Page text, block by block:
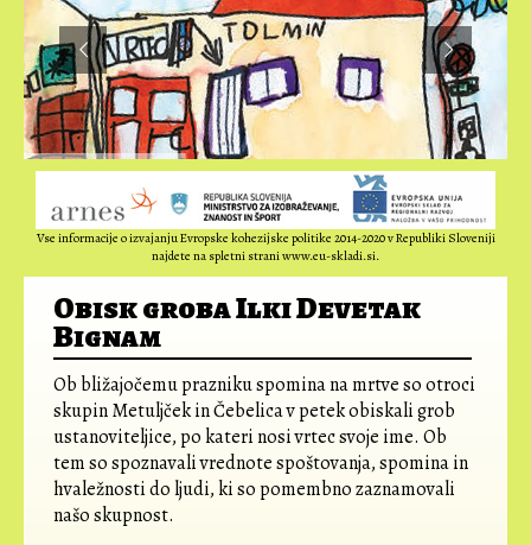
Vse informacije o izvajanju Evropske kohezijske politike 2014-2020 v Republiki Sloveniji
najdete na spletni strani www.eu-skladi.si.
Obisk groba Ilki Devetak
Bignam
Ob bližajočemu prazniku spomina na mrtve so otroci
skupin Metuljček in Čebelica v petek obiskali grob
ustanoviteljice, po kateri nosi vrtec svoje ime. Ob
tem so spoznavali vrednote spoštovanja, spomina in
hvaležnosti do ljudi, ki so pomembno zaznamovali
našo skupnost.